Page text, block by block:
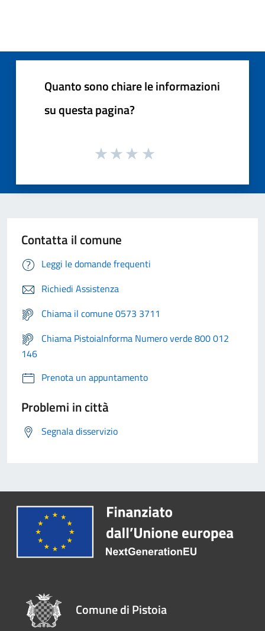
Quanto sono chiare le informazioni
su questa pagina?
Contatta il comune
Leggi le domande frequenti
Richiedi Assistenza
Chiama il comune 0573 3711
Chiama PistoiaInforma Numero verde 800 012
146
Prenota un appuntamento
Problemi in città
Segnala disservizio
Comune di Pistoia